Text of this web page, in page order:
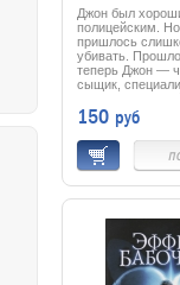
Джон был
полицейским.
пришлось
убивать.
теперь Джон —
сыщик,
на розыске
наемник, за
Интерпол, ФБР,
Он выполняет
древний
Аарона,
двумя
брильянтами.
150 руб